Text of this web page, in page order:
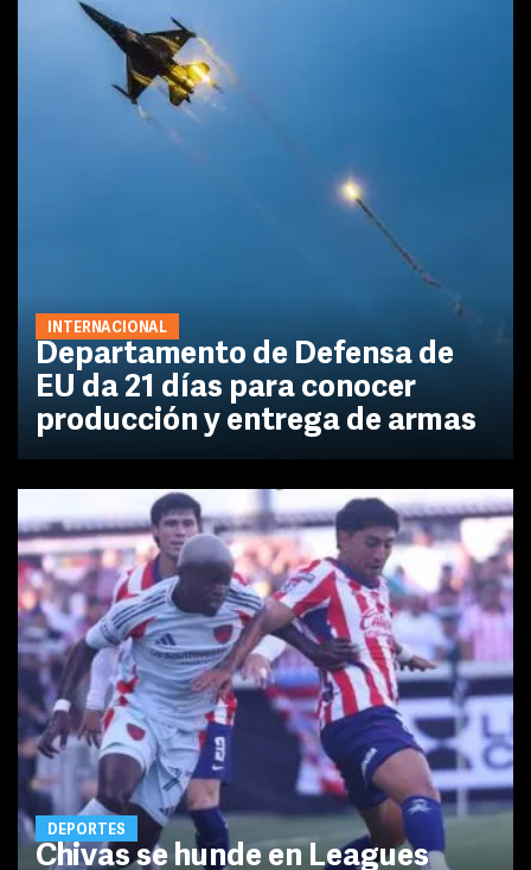
INTERNACIONAL
Departamento de Defensa de
EU da 21 días para conocer
producción y entrega de armas
DEPORTES
Chivas se hunde en Leagues